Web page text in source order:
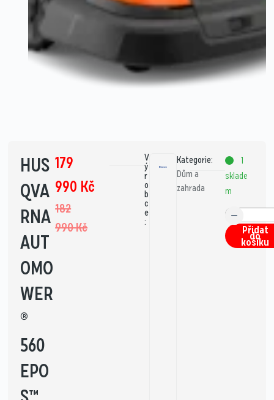
HUS
QVA
RNA
AUT
OMO
WER
®
560
EPO
182
990Kč
179
990 Kč
V
ý
r
o
b
c
e
:
Kategorie:
Dům a
zahrada
1
sklade
m
Přidat
do
košíku